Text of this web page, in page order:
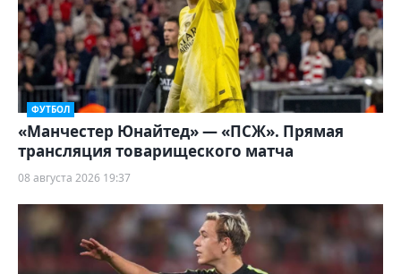
ФУТБОЛ
«Манчестер Юнайтед» — «ПСЖ». Прямая
трансляция товарищеского матча
08 августа 2026 19:37